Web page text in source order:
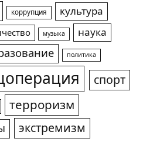
коррупция
культура
музыка
наука
политика
спорт
терроризм
экстремизм